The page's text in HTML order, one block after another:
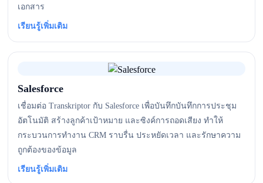
เอกสาร
เรียนรู้เพิ่มเติม
Salesforce
เชื่อมต่อ Transkriptor กับ Salesforce เพื่อบันทึกบันทึกการประชุม
อัตโนมัติ สร้างลูกค้าเป้าหมาย และซิงค์การถอดเสียง ทำให้
กระบวนการทำงาน CRM ราบรื่น ประหยัดเวลา และรักษาความ
ถูกต้องของข้อมูล
เรียนรู้เพิ่มเติม